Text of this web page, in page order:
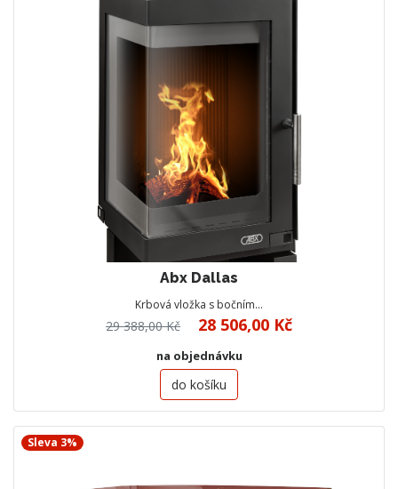
Abx Dallas
Krbová vložka s bočním…
29 388,00 Kč 28 506,00 Kč
na objednávku
do košíku
Sleva 3%